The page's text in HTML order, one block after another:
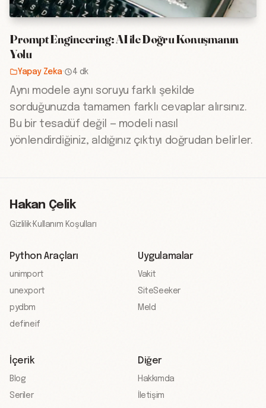
Prompt Engineering: AI ile Doğru Konuşmanın
Yolu
Yapay Zeka· 4 dk
Aynı modele aynı soruyu farklı şekilde
sorduğunuzda tamamen farklı cevaplar alırsınız.
Bu bir tesadüf değil — modeli nasıl
yönlendirdiğiniz, aldığınız çıktıyı doğrudan belirler.
Hakan Çelik
Gizlilik·Kullanım Koşulları
Python Araçları
unimport
unexport
pydbm
defineif
Uygulamalar
Vakit
SiteSeeker
Meld
İçerik
Blog
Seriler
Diğer
Hakkımda
İletişim